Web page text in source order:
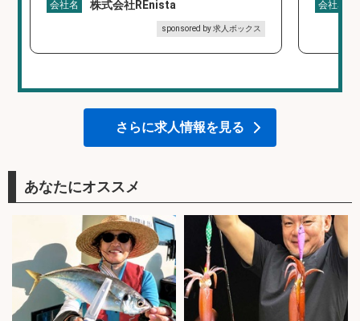
会社名 株式会社REnista
sponsored by 求人ボックス
会社名
さらに求人情報を見る
あなたにオススメ